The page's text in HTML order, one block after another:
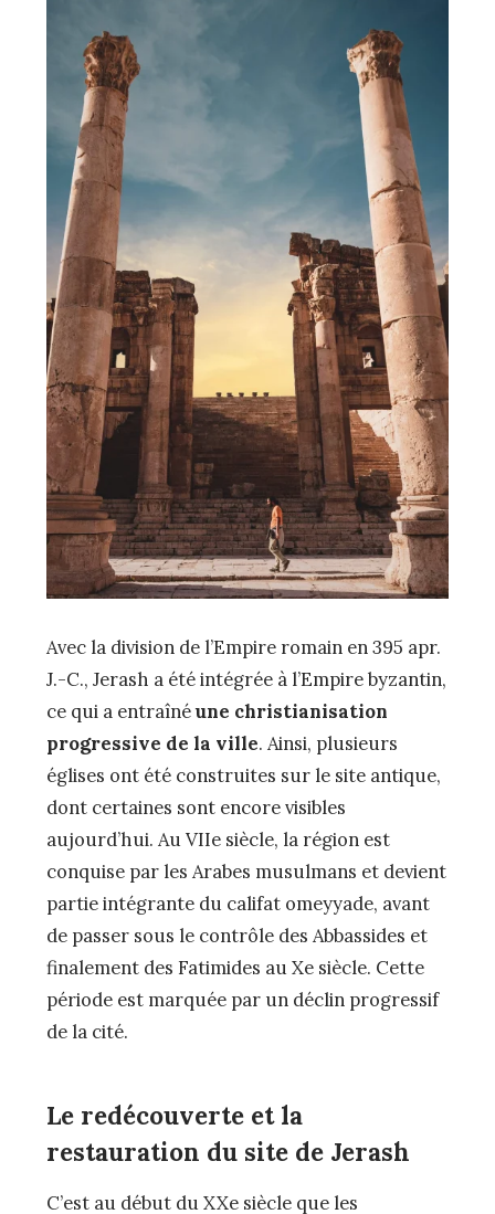
Avec la division de l’Empire romain en 395 apr.
J.-C., Jerash a été intégrée à l’Empire byzantin,
ce qui a entraînéune christianisation
progressive de la ville. Ainsi, plusieurs
églises ont été construites sur le site antique,
dont certaines sont encore visibles
aujourd’hui. Au VIIe siècle, la région est
conquise par les Arabes musulmans et devient
partie intégrante du califat omeyyade, avant
de passer sous le contrôle des Abbassides et
finalement des Fatimides au Xe siècle. Cette
période est marquée par un déclin progressif
de la cité.
Le redécouverte et la
restauration du site de Jerash
C’est au début du XXe siècle que les